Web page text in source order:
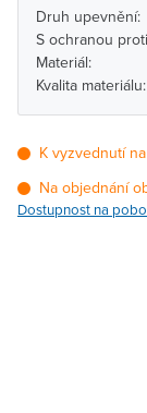
Druh upevnění:
S ochranou
Materiál:
Kvalita materiálu:
K vyzvednutí
Na objednání
Dostupnost na